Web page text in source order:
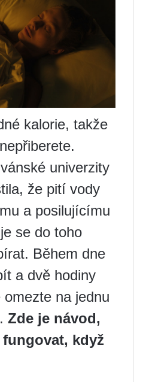
kalorie, takže
univerzity
že pití vody
a posilujícímu
se do toho
Během dne
a dvě hodiny
na jednu
Zde je návod,
když